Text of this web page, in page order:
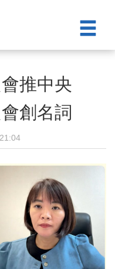
會推中央
創名詞